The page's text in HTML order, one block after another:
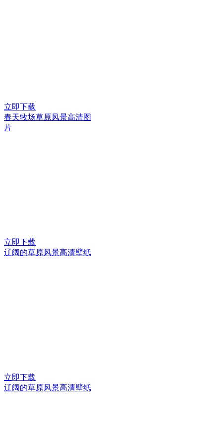
立即下载
春天牧场草原风景高清图
片
立即下载
辽阔的草原风景高清壁纸
立即下载
辽阔的草原风景高清壁纸